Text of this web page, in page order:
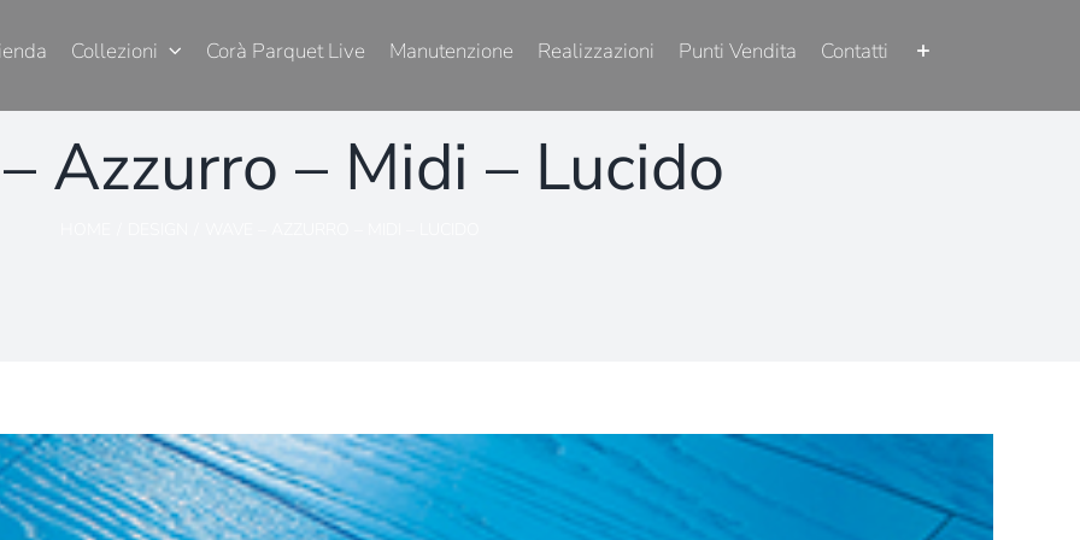
Collezioni Corà Parquet Live Manutenzione Realizzazioni Punti Vendita Contatti
Azzurro – Midi – Lucido